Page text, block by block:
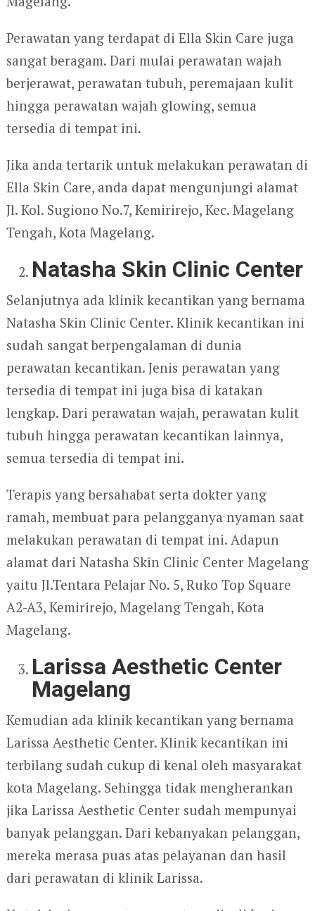
Perawatan yang terdapat di Ella Skin Care juga
sangat beragam. Dari mulai perawatan wajah
berjerawat, perawatan tubuh, peremajaan kulit
hingga perawatan wajah glowing, semua
tersedia di tempat ini.
Jika anda tertarik untuk melakukan perawatan di
Ella Skin Care, anda dapat mengunjungi alamat
Jl. Kol. Sugiono No.7, Kemirirejo, Kec. Magelang
Tengah, Kota Magelang.
Natasha Skin Clinic Center
Selanjutnya ada klinik kecantikan yang bernama
Natasha Skin Clinic Center. Klinik kecantikan ini
sudah sangat berpengalaman di dunia
perawatan kecantikan. Jenis perawatan yang
tersedia di tempat ini juga bisa di katakan
lengkap. Dari perawatan wajah, perawatan kulit
tubuh hingga perawatan kecantikan lainnya,
semua tersedia di tempat ini.
Terapis yang bersahabat serta dokter yang
ramah, membuat para pelangganya nyaman saat
melakukan perawatan di tempat ini. Adapun
alamat dari Natasha Skin Clinic Center Magelang
yaitu Jl.Tentara Pelajar No. 5, Ruko Top Square
A2-A3, Kemirirejo, Magelang Tengah, Kota
Magelang.
Larissa Aesthetic Center
Magelang
Kemudian ada klinik kecantikan yang bernama
Larissa Aesthetic Center. Klinik kecantikan ini
terbilang sudah cukup di kenal oleh masyarakat
kota Magelang. Sehingga tidak mengherankan
jika Larissa Aesthetic Center sudah mempunyai
banyak pelanggan. Dari kebanyakan pelanggan,
mereka merasa puas atas pelayanan dan hasil
dari perawatan di klinik Larissa.